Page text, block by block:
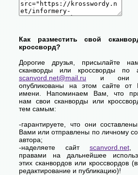
Как разместить свой
кроссворд?
Дорогие друзья, присылайте
сканворды или кроссворды по
scanvord.net@mail.ru и они
опубликованы на этом сайте от
имени. Напоминаем Вам, что
нам свои сканворды или
тем самым:
-гарантируете, что они
Вами или отправлены по личному
автора;
-наделяете сайт scanvord.net ,
правами на дальнейшее
этих сканвордов или кроссвордов
редактирование и публикацию)!